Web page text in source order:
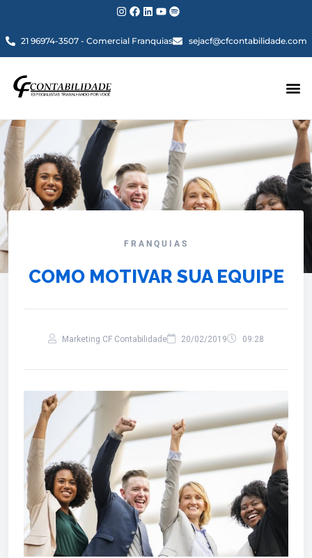
21 96974-3507 - Comercial Franquias sejacf@cfcontabilidade.com
FRANQUIAS
COMO MOTIVAR SUA EQUIPE
Marketing CF Contabilidade 20/02/2019 09:28